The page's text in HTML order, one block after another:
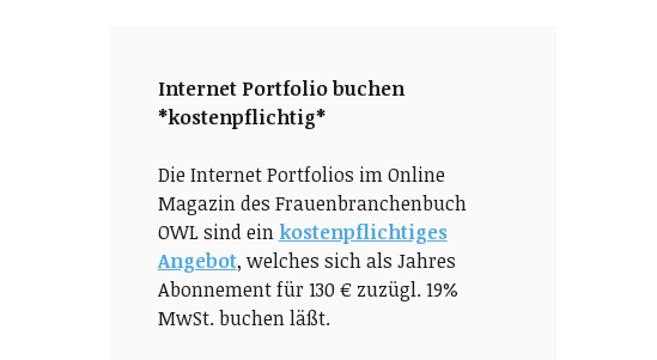
Internet Portfolio buchen
*kostenpflichtig*
Die Internet Portfolios im Online
Magazin des Frauenbranchenbuch
OWL sind ein kostenpflichtiges
Angebot, welches sich als Jahres
Abonnement für 130 € zuzügl. 19%
MwSt. buchen läßt.